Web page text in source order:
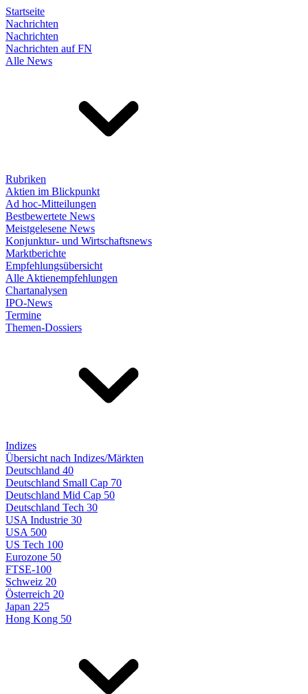
Startseite
Nachrichten
Nachrichten
Nachrichten auf FN
Alle News
Rubriken
Aktien im Blickpunkt
Ad hoc-Mitteilungen
Bestbewertete News
Meistgelesene News
Konjunktur- und Wirtschaftsnews
Marktberichte
Empfehlungsübersicht
Alle Aktienempfehlungen
Chartanalysen
IPO-News
Termine
Themen-Dossiers
Indizes
Übersicht nach Indizes/Märkten
Deutschland 40
Deutschland Small Cap 70
Deutschland Mid Cap 50
Deutschland Tech 30
USA Industrie 30
USA 500
US Tech 100
Eurozone 50
FTSE-100
Schweiz 20
Österreich 20
Japan 225
Hong Kong 50